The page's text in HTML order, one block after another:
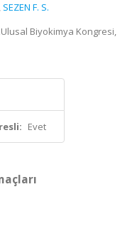
, SEZEN F. S.
Biyokimya Kongresi,
Evet